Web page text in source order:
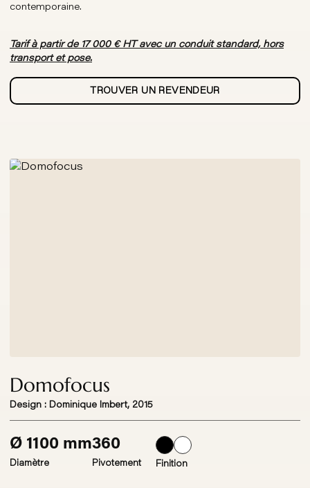
contemporaine.
Tarif à partir de 17 000 € HT avec un conduit standard, hors
transport et pose.
TROUVER UN REVENDEUR
Domofocus
Design : Dominique Imbert, 2015
Ø 1100 mm
Diamètre
360
Pivotement Finition